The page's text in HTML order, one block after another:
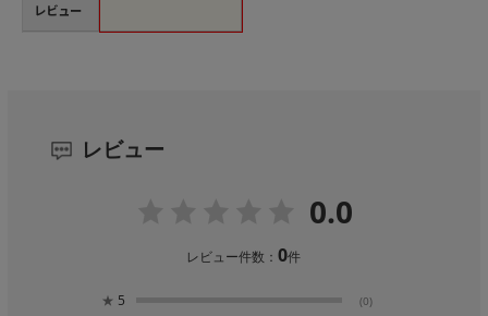
レビュー
レビュー
0.0
レビュー件数：0件
★ 5 (0)